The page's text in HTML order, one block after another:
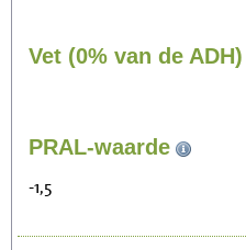
Vet (0% van de ADH)
PRAL-waarde
-1,5
Zitten, tv kijken